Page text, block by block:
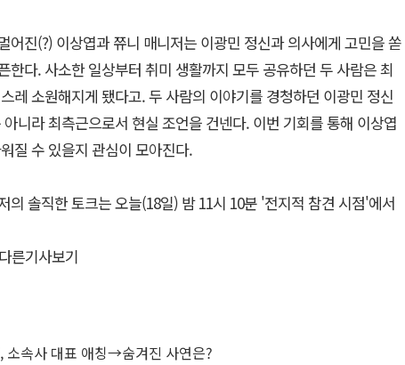
어진(?) 이상엽과 쮸니 매니저는 이광민 정신과 의사에게 고민을 쏟
한다. 사소한 일상부터 취미 생활까지 모두 공유하던 두 사람은 최
레 소원해지게 됐다고. 두 사람의 이야기를 경청하던 이광민 정신
니라 최측근으로서 현실 조언을 건넨다. 이번 기회를 통해 이상엽
질 수 있을지 관심이 모아진다.
의 솔직한 토크는 오늘(18일) 밤 11시 10분 '전지적 참견 시점'에서
른기사보기
속사 대표 애칭→숨겨진 사연은?